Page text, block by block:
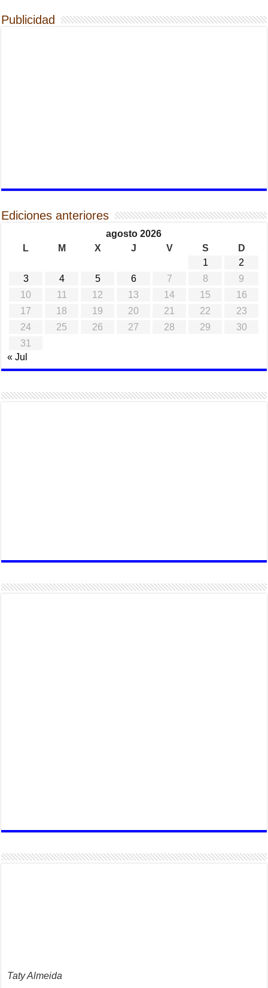
Publicidad
Ediciones anteriores
agosto 2026
L
M X J V S
D
1
2
3
4 5 6 7 8
9
10
11 12 13 14 15
16
17
18 19 20 21 22
23
24
25 26 27 28 29
30
31
« Jul
Taty Almeida